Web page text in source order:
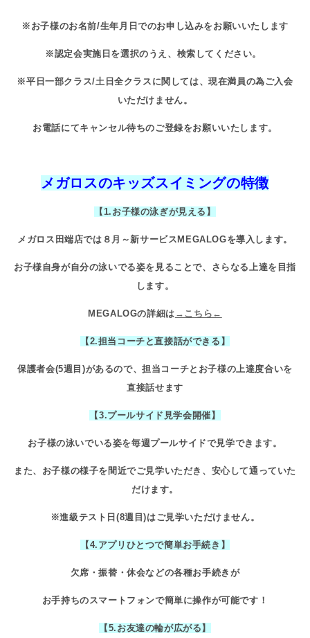
※お子様のお名前/生年月日でのお申し込みをお願いいたします
※認定会実施日を選択のうえ、検索してください。
※平日一部クラス/土日全クラスに関しては、現在満員の為ご入会
いただけません。
お電話にてキャンセル待ちのご登録をお願いいたします。
メガロスのキッズスイミングの特徴
【1.お子様の泳ぎが見える】
メガロス田端店では８月～新サービス MEGALOGを導入します。
お子様自身が自分の泳いでる姿を見ることで、さらなる上達を目指
します。
MEGALOGの詳細は →こちら←
【 2.担当コーチと直接話ができる】
保護者会(5週目 )があるので、担当コーチとお子様の上達度合いを
直接話せます
【3.プールサイド見学会開催】
お子様の泳いでいる姿を毎週プールサイドで見学できます。
また、お子様の様子を間近でご見学いただき、安心して通っていた
だけます。
※進級テスト日 (8週目)はご見学いただけません。
【 4. アプリひとつで簡単お手続き】
欠席・振替・休会などの各種お手続きが
お手持ちのスマートフォンで簡単に操作が可能です！
【 5. お友達の輪が広がる】